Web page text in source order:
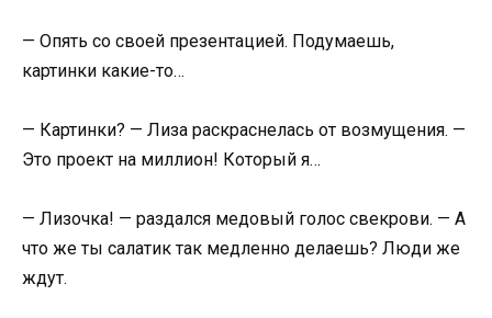
— Опять со своей презентацией. Подумаешь,
картинки какие-то…
— Картинки? — Лиза раскраснелась от возмущения. —
Это проект на миллион! Который я…
— Лизочка! — раздался медовый голос свекрови. — А
что же ты салатик так медленно делаешь? Люди же
ждут.